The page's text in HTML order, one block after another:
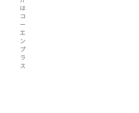
は
コ
ー
エ
ン
プ
ラ
ス